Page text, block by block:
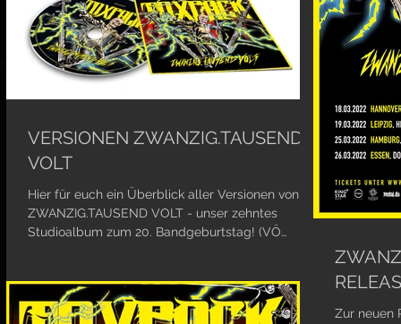
VERSIONEN ZWANZIG.TAUSEND
VOLT
Hier für euch ein Überblick aller Versionen von
ZWANZIG.TAUSEND VOLT - unser zehntes
Studioalbum zum 20. Bandgeburtstag! (VÖ
Zur neuen